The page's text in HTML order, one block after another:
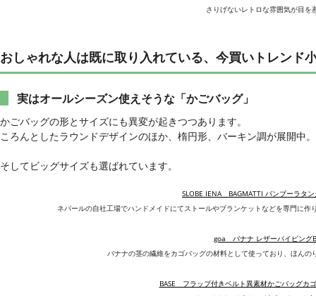
さりげないレトロな雰囲気が目を
おしゃれな人は既に取り入れている、今買いトレンド
実はオールシーズン使えそうな「かごバッグ」
かごバッグの形とサイズにも異変が起きつつあります。
ころんとしたラウンドデザインのほか、楕円形、バーキン調が展開中。
そしてビッグサイズも選ばれています。
SLOBE IENA BAGMATTI バンブーラタ
ネパールの自社工場でハンドメイドにてストールやブランケットなどを専門に
goa バナナ レザーパイピング
バナナの茎の繊維をカゴバッグの材料として使っており、ほん
BASE フラップ付きベルト異素材かごバッグカ